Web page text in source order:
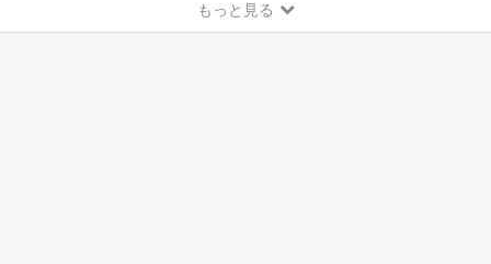
もっと見る